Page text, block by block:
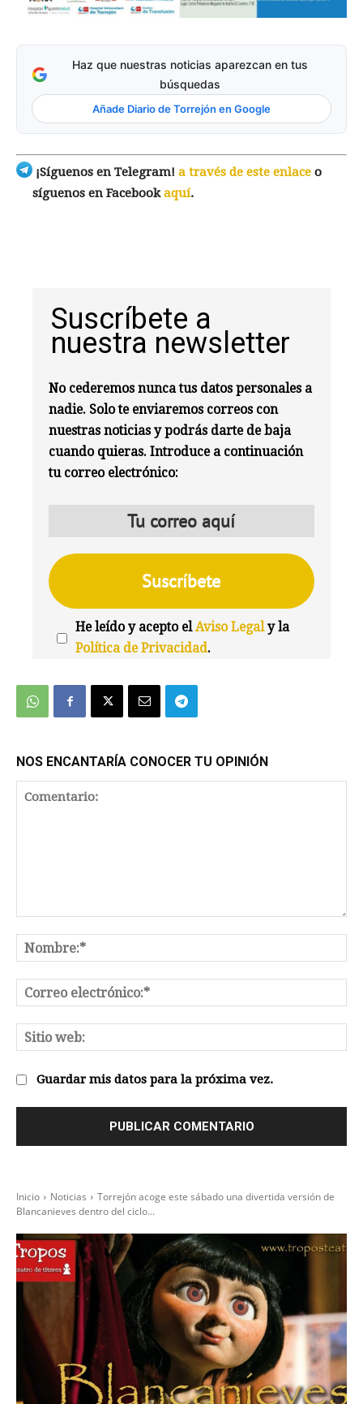
Haz que nuestras noticias aparezcan en tus
búsquedas
Añade Diario de Torrejón en Google
¡Síguenos en Telegram! a través de este enlace o
síguenos en Facebookaquí.
Suscríbete a
nuestra newsletter
No cederemos nunca tus datos personales a
nadie. Solo te enviaremos correos con
nuestras noticias y podrás darte de baja
cuando quieras. Introduce a continuación
tu correo electrónico:
He leído y acepto elAviso Legaly la
Política de Privacidad.
NOS ENCANTARÍA CONOCER TU OPINIÓN
Guardar mis datos para la próxima vez.